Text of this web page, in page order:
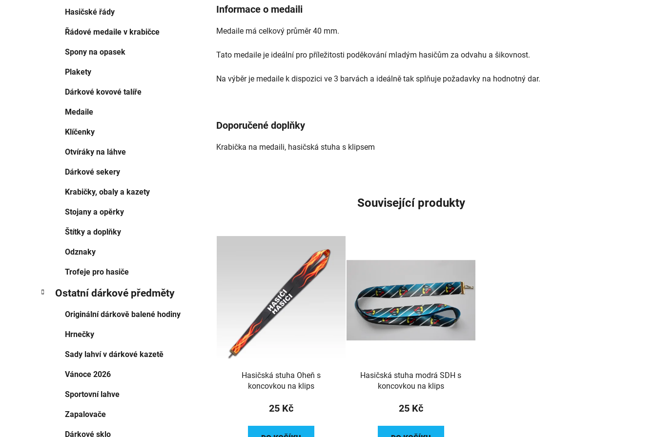
Hasičské řády
Řádové medaile v krabičce
Spony na opasek
Plakety
Dárkové kovové talíře
Medaile
Klíčenky
Otvíráky na láhve
Dárkové sekery
Krabičky, obaly a kazety
Stojany a opěrky
Štítky a doplňky
Odznaky
Trofeje pro hasiče
Ostatní dárkové předměty
Originální dárkově balené hodiny
Hrnečky
Sady lahví v dárkové kazetě
Vánoce 2026
Sportovní lahve
Zapalovače
Dárkové sklo
Informace o medaili
Medaile má celkový průměr 40 mm.
Tato medaile je ideální pro příležitosti poděkování mladým hasičům za odvahu a šikovnost.
Na výběr je medaile k dispozici ve 3 barvách a ideálně tak splňuje požadavky na hodnotný dar.
Doporučené doplňky
Krabička na medaili, hasičská stuha s klipsem
Související produkty
Hasičská stuha Oheň s
koncovkou na klips
25 Kč
Hasičská stuha modrá SDH s
koncovkou na klips
25 Kč